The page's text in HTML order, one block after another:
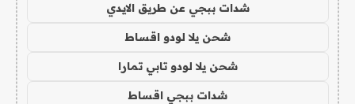
شدات ببجي عن طريق الايدي
شحن يلا لودو اقساط
شحن يلا لودو تابي تمارا
شدات ببجي اقساط